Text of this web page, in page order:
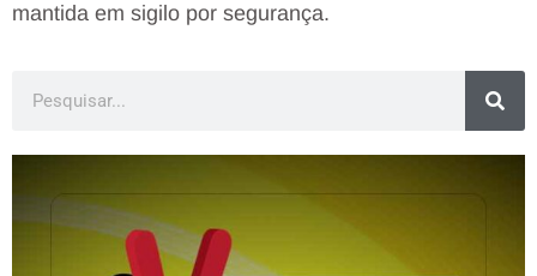
mantida em sigilo por segurança.